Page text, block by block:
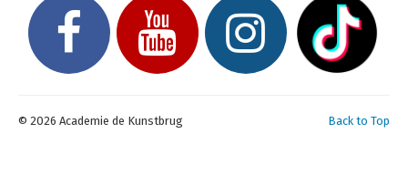
Back to Top
© 2026 Academie de Kunstbrug